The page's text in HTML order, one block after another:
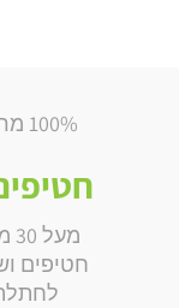
100% מרכיבים טבעיים
מעל 30 מותגים ועשרות
חטיפים